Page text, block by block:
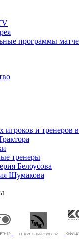
программы
игроков и тренеров
тренеры
Белоусова
Шумакова